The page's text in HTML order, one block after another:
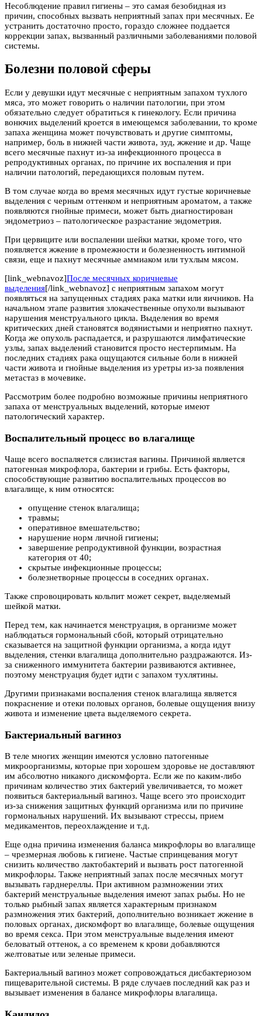
Несоблюдение правил гигиены – это самая безобидная из
причин, способных вызвать неприятный запах при месячных. Ее
устранить достаточно просто, гораздо сложнее поддается
коррекции запах, вызванный различными заболеваниями половой
системы.
Болезни половой сферы
Если у девушки идут месячные с неприятным запахом тухлого
мяса, это может говорить о наличии патологии, при этом
обязательно следует обратиться к гинекологу. Если причина
вонючих выделений кроется в имеющемся заболевании, то кроме
запаха женщина может почувствовать и другие симптомы,
например, боль в нижней части живота, зуд, жжение и др. Чаще
всего месячные пахнут из-за инфекционного процесса в
репродуктивных органах, по причине их воспаления и при
наличии патологий, передающихся половым путем.
В том случае когда во время месячных идут густые коричневые
выделения с черным оттенком и неприятным ароматом, а также
появляются гнойные примеси, может быть диагностирован
эндометриоз – патологическое разрастание эндометрия.
При цервиците или воспалении шейки матки, кроме того, что
появляется жжение в промежности и болезненность интимной
связи, еще и пахнут месячные аммиаком или тухлым мясом.
[link_webnavoz]После месячных коричневые
выделения[/link_webnavoz] с неприятным запахом могут
появляться на запущенных стадиях рака матки или яичников. На
начальном этапе развития злокачественные опухоли вызывают
нарушения менструального цикла. Выделения во время
критических дней становятся водянистыми и неприятно пахнут.
Когда же опухоль распадается, и разрушаются лимфатические
узлы, запах выделений становится просто нестерпимым. На
последних стадиях рака ощущаются сильные боли в нижней
части живота и гнойные выделения из уретры из-за появления
метастаз в мочевике.
Рассмотрим более подробно возможные причины неприятного
запаха от менструальных выделений, которые имеют
патологический характер.
Воспалительный процесс во влагалище
Чаще всего воспаляется слизистая вагины. Причиной является
патогенная микрофлора, бактерии и грибы. Есть факторы,
способствующие развитию воспалительных процессов во
влагалище, к ним относятся:
опущение стенок влагалища;
травмы;
оперативное вмешательство;
нарушение норм личной гигиены;
завершение репродуктивной функции, возрастная
категория от 40;
скрытые инфекционные процессы;
болезнетворные процессы в соседних органах.
Также спровоцировать кольпит может секрет, выделяемый
шейкой матки.
Перед тем, как начинается менструация, в организме может
наблюдаться гормональный сбой, который отрицательно
сказывается на защитной функции организма, а когда идут
выделения, стенки влагалища дополнительно раздражаются. Из-
за сниженного иммунитета бактерии развиваются активнее,
поэтому менструация будет идти с запахом тухлятины.
Другими признаками воспаления стенок влагалища является
покраснение и отеки половых органов, болевые ощущения внизу
живота и изменение цвета выделяемого секрета.
Бактериальный вагиноз
В теле многих женщин имеются условно патогенные
микроорганизмы, которые при хорошем здоровье не доставляют
им абсолютно никакого дискомфорта. Если же по каким-либо
причинам количество этих бактерий увеличивается, то может
появиться бактериальный вагиноз. Чаще всего это происходит
из-за снижения защитных функций организма или по причине
гормональных нарушений. Их вызывают стрессы, прием
медикаментов, переохлаждение и т.д.
Еще одна причина изменения баланса микрофлоры во влагалище
– чрезмерная любовь к гигиене. Частые спринцевания могут
снизить количество лактобактерий и вызвать рост патогенной
микрофлоры. Также неприятный запах после месячных могут
вызывать гарднереллы. При активном размножении этих
бактерий менструальные выделения имеют запах рыбы. Но не
только рыбный запах является характерным признаком
размножения этих бактерий, дополнительно возникает жжение в
половых органах, дискомфорт во влагалище, болевые ощущения
во время секса. При этом менструальные выделения имеют
беловатый оттенок, а со временем к крови добавляются
желтоватые или зеленые примеси.
Бактериальный вагиноз может сопровождаться дисбактериозом
пищеварительной системы. В ряде случаев последний как раз и
вызывает изменения в балансе микрофлоры влагалища.